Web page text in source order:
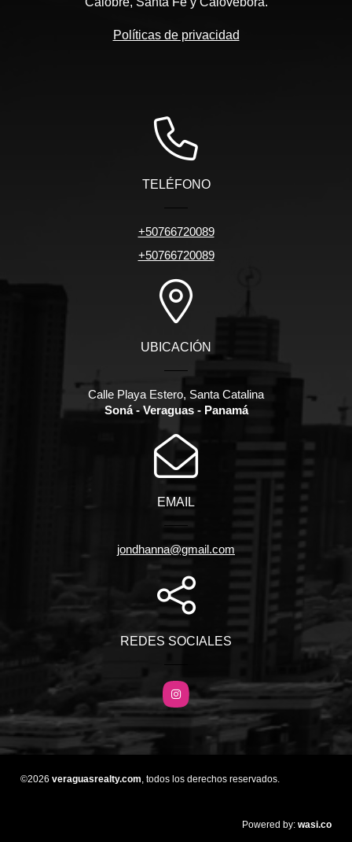
Políticas de privacidad
TELÉFONO
+50766720089
+50766720089
UBICACIÓN
Calle Playa Estero, Santa Catalina
Soná - Veraguas - Panamá
EMAIL
jondhanna@gmail.com
REDES SOCIALES
Instagram
©2026 veraguasrealty.com, todos los derechos reservados.
Powered by: wasi.co